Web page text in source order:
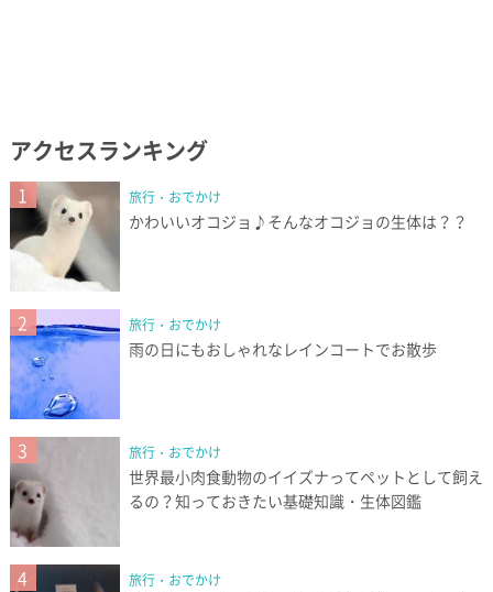
アクセスランキング
1 旅行・おでかけ
かわいいオコジョ♪そんなオコジョの生体は？？
2 旅行・おでかけ
雨の日にもおしゃれなレインコートでお散歩
3 旅行・おでかけ
世界最小肉食動物のイイズナってペットとして飼え
るの？知っておきたい基礎知識・生体図鑑
4 旅行・おでかけ